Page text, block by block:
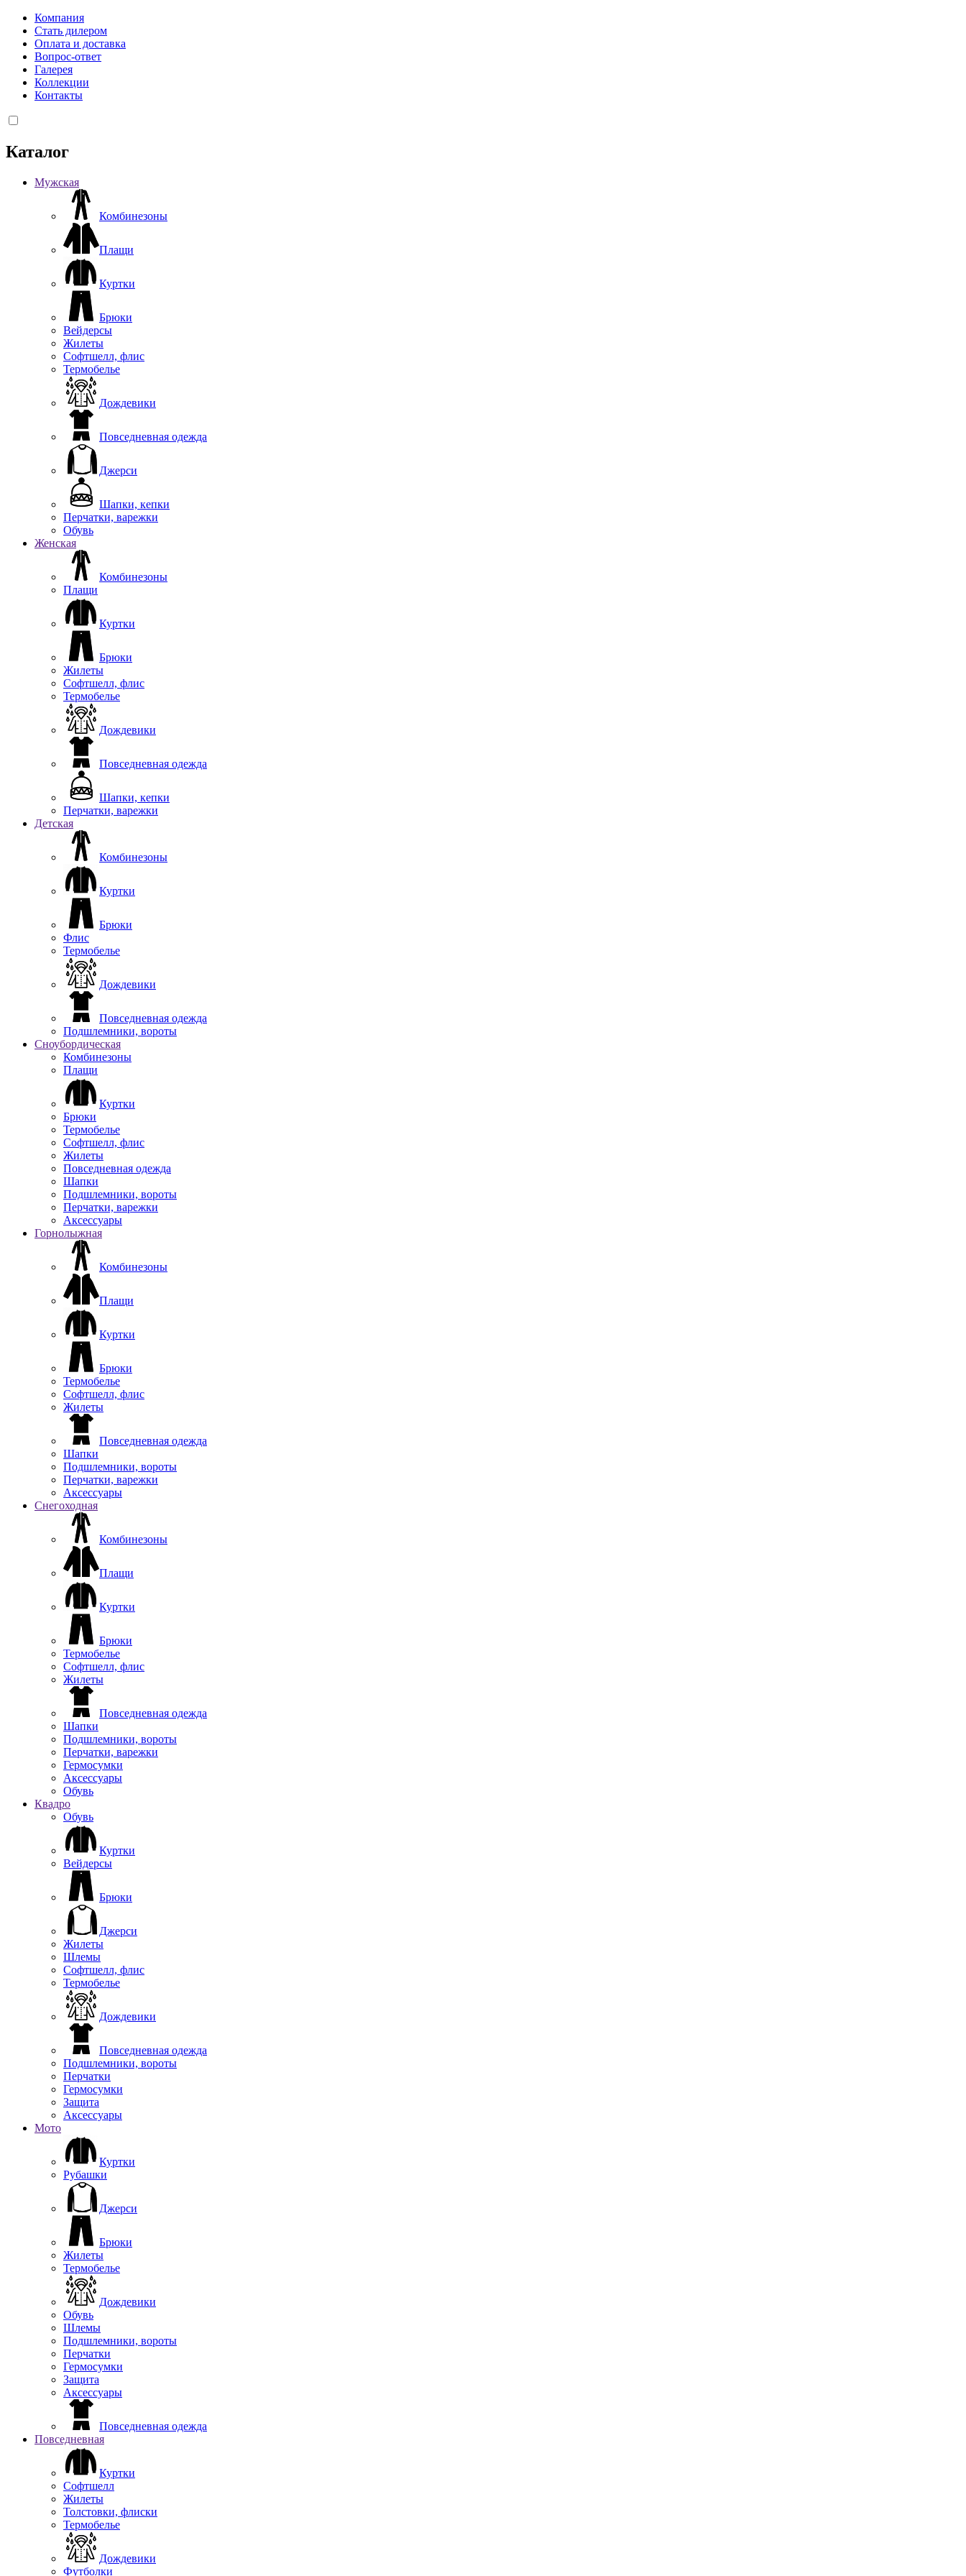
Компания
Стать дилером
Оплата и доставка
Вопрос-ответ
Галерея
Коллекции
Контакты
Каталог
Мужская
Комбинезоны
Плащи
Куртки
Брюки
Вейдерсы
Жилеты
Софтшелл, флис
Термобелье
Дождевики
Повседневная одежда
Джерси
Шапки, кепки
Перчатки, варежки
Обувь
Женская
Комбинезоны
Плащи
Куртки
Брюки
Жилеты
Софтшелл, флис
Термобелье
Дождевики
Повседневная одежда
Шапки, кепки
Перчатки, варежки
Детская
Комбинезоны
Куртки
Брюки
Флис
Термобелье
Дождевики
Повседневная одежда
Подшлемники, вороты
Сноубордическая
Комбинезоны
Плащи
Куртки
Брюки
Термобелье
Софтшелл, флис
Жилеты
Повседневная одежда
Шапки
Подшлемники, вороты
Перчатки, варежки
Аксессуары
Горнолыжная
Комбинезоны
Плащи
Куртки
Брюки
Термобелье
Софтшелл, флис
Жилеты
Повседневная одежда
Шапки
Подшлемники, вороты
Перчатки, варежки
Аксессуары
Снегоходная
Комбинезоны
Плащи
Куртки
Брюки
Термобелье
Софтшелл, флис
Жилеты
Повседневная одежда
Шапки
Подшлемники, вороты
Перчатки, варежки
Гермосумки
Аксессуары
Обувь
Квадро
Обувь
Куртки
Вейдерсы
Брюки
Джерси
Жилеты
Шлемы
Софтшелл, флис
Термобелье
Дождевики
Повседневная одежда
Подшлемники, вороты
Перчатки
Гермосумки
Защита
Аксессуары
Мото
Куртки
Рубашки
Джерси
Брюки
Жилеты
Термобелье
Дождевики
Обувь
Шлемы
Подшлемники, вороты
Перчатки
Гермосумки
Защита
Аксессуары
Повседневная одежда
Повседневная
Куртки
Софтшелл
Жилеты
Толстовки, флиски
Термобелье
Дождевики
Футболки